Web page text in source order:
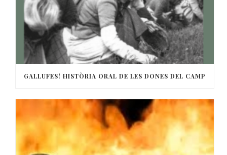
GALLUFES! HISTÒRIA ORAL DE LES DONES DEL CAMP